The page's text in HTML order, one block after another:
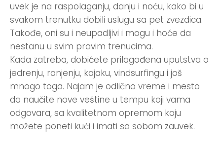
uvek je na raspolaganju, danju i noću, kako bi u
svakom trenutku dobili uslugu sa pet zvezdica.
Takođe, oni su i neupadljivi i mogu i hoće da
nestanu u svim pravim trenucima.
Kada zatreba, dobićete prilagođena uputstva o
jedrenju, ronjenju, kajaku, vindsurfingu i još
mnogo toga. Najam je odlično vreme i mesto
da naučite nove veštine u tempu koji vama
odgovara, sa kvalitetnom opremom koju
možete poneti kući i imati sa sobom zauvek.